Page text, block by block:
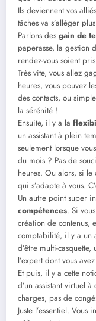
Ils deviennent vos
tâches va s’alléger
Parlons des gain de
paperasse, la gestion
rendez-vous soient
Très vite, vous allez
heures, vous pouvez
des contacts, ou
la sérénité !
Ensuite, il y a la
un assistant à plein
seulement lorsque
du mois ? Pas de
heures. Ou alors, si le
qui s’adapte à vous.
Un autre point super
compétences. Si
création de contenus,
comptabilité, il y a un
d’être multi-
l’expert dont vous
Et puis, il y a cette
d’un assistant virtuel
charges, pas de
Juste l’essentiel. Vous